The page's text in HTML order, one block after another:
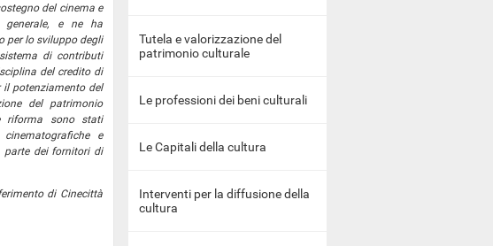
del cinema e
generale, e ne ha
per lo sviluppo degli
di contributi
del credito di
potenziamento del
del patrimonio
riforma sono stati
e
parte dei fornitori di
di Cinecittà
Tutela e valorizzazione del
patrimonio culturale
Le professioni dei beni culturali
Le Capitali della cultura
Interventi per la diffusione della
cultura